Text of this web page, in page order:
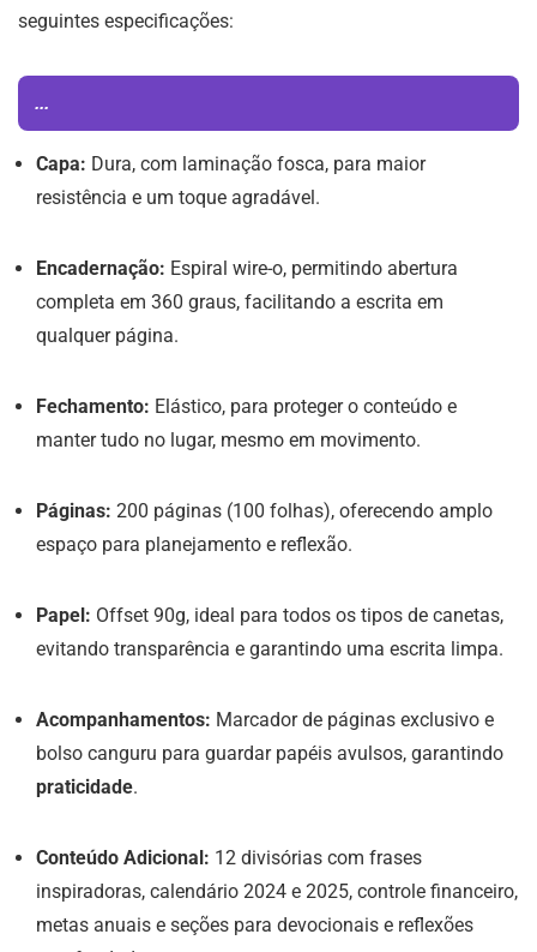
seguintes especificações:
...
Capa: Dura, com laminação fosca, para maior
resistência e um toque agradável.
Encadernação: Espiral wire-o, permitindo abertura
completa em 360 graus, facilitando a escrita em
qualquer página.
Fechamento: Elástico, para proteger o conteúdo e
manter tudo no lugar, mesmo em movimento.
Páginas: 200 páginas (100 folhas), oferecendo amplo
espaço para planejamento e reflexão.
Papel: Offset 90g, ideal para todos os tipos de canetas,
evitando transparência e garantindo uma escrita limpa.
Acompanhamentos: Marcador de páginas exclusivo e
bolso canguru para guardar papéis avulsos, garantindo
praticidade.
Conteúdo Adicional: 12 divisórias com frases
inspiradoras, calendário 2024 e 2025, controle financeiro,
metas anuais e seções para devocionais e reflexões